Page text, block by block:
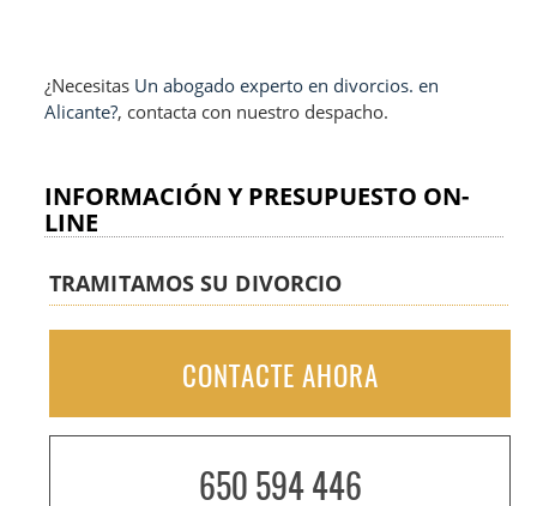
¿Necesitas Un abogado experto en divorcios. en
Alicante?, contacta con nuestro despacho.
INFORMACIÓN Y PRESUPUESTO ON-
LINE
TRAMITAMOS SU DIVORCIO
CONTACTE AHORA
650 594 446